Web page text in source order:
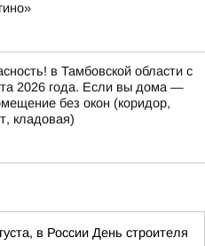
в Тамбовской области с
2026 года. Если вы дома —
без окон (коридор,
кладовая)
в России День строителя